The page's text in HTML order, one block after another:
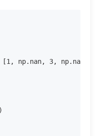
[1, np.nan, 3,